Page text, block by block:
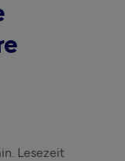
Lesezeit